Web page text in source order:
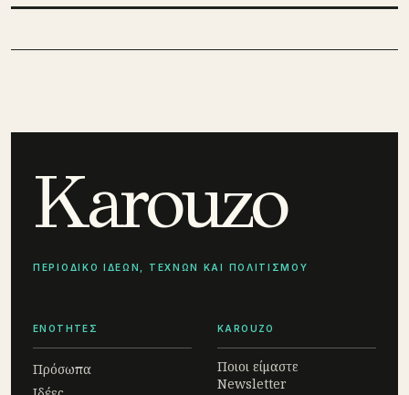
Karouzo
ΠΕΡΙΟΔΙΚΟ ΙΔΕΩΝ, ΤΕΧΝΩΝ ΚΑΙ ΠΟΛΙΤΙΣΜΟΥ
ΕΝΟΤΗΤΕΣ
Πρόσωπα
KAROUZO
Ποιοι είμαστε
Newsletter